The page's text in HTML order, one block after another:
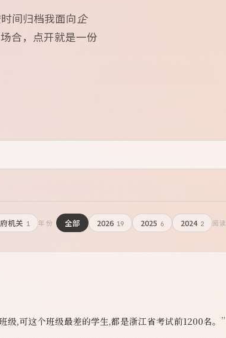
间归档我面向企
合，点开就是一份
机关 1 年份 全部 2026 19 2025 6 2024 2 阅读
,可这个班级最差的学生,都是浙江省考试前1200名。”